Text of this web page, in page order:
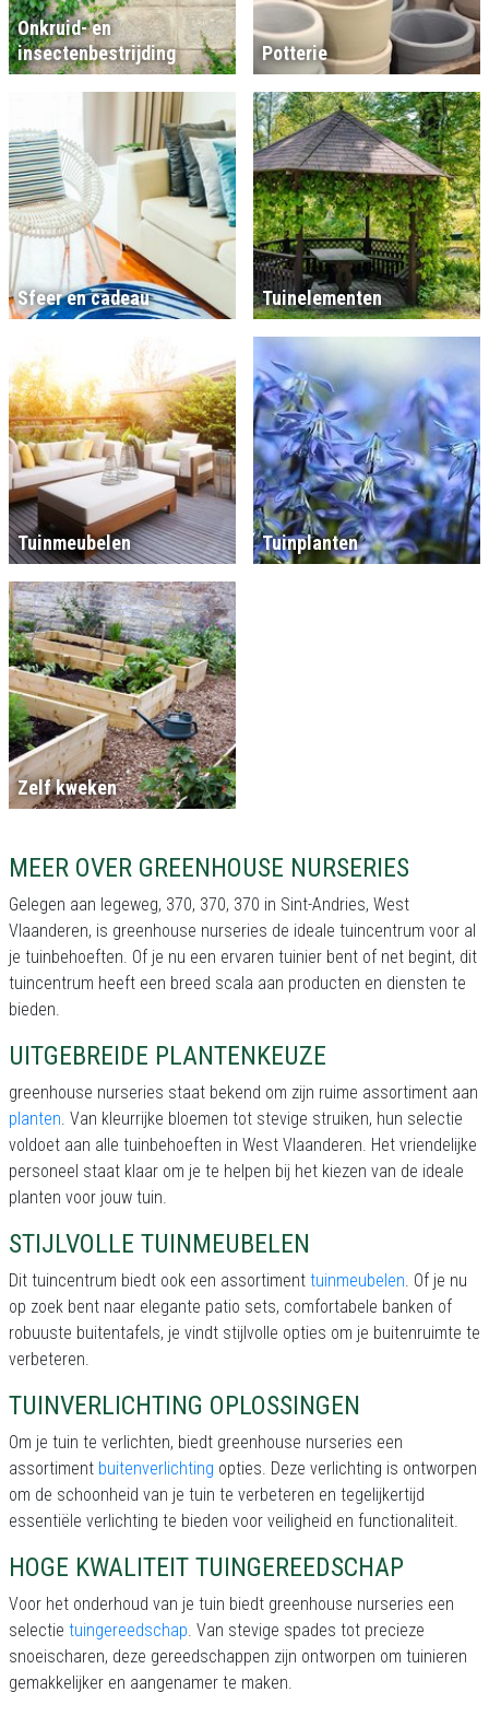
Onkruid- en
insectenbestrijding
Potterie
Sfeer en cadeau Tuinelementen
Tuinmeubelen Tuinplanten
Zelf kweken
MEER OVER GREENHOUSE NURSERIES
Gelegen aan legeweg, 370, 370, 370 in Sint-Andries, West
Vlaanderen, is greenhouse nurseries de ideale tuincentrum voor al
je tuinbehoeften. Of je nu een ervaren tuinier bent of net begint, dit
tuincentrum heeft een breed scala aan producten en diensten te
bieden.
UITGEBREIDE PLANTENKEUZE
greenhouse nurseries staat bekend om zijn ruime assortiment aan
planten. Van kleurrijke bloemen tot stevige struiken, hun selectie
voldoet aan alle tuinbehoeften in West Vlaanderen. Het vriendelijke
personeel staat klaar om je te helpen bij het kiezen van de ideale
planten voor jouw tuin.
STIJLVOLLE TUINMEUBELEN
Dit tuincentrum biedt ook een assortiment tuinmeubelen. Of je nu
op zoek bent naar elegante patio sets, comfortabele banken of
robuuste buitentafels, je vindt stijlvolle opties om je buitenruimte te
verbeteren.
TUINVERLICHTING OPLOSSINGEN
Om je tuin te verlichten, biedt greenhouse nurseries een
assortiment buitenverlichting opties. Deze verlichting is ontworpen
om de schoonheid van je tuin te verbeteren en tegelijkertijd
essentiële verlichting te bieden voor veiligheid en functionaliteit.
HOGE KWALITEIT TUINGEREEDSCHAP
Voor het onderhoud van je tuin biedt greenhouse nurseries een
selectie tuingereedschap. Van stevige spades tot precieze
snoeischaren, deze gereedschappen zijn ontworpen om tuinieren
gemakkelijker en aangenamer te maken.